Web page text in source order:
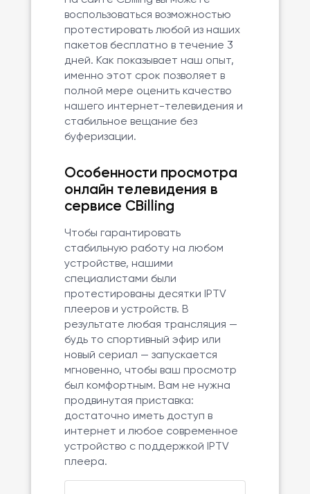
воспользоваться возможностью
протестировать любой из наших
пакетов бесплатно в течение 3
дней. Как показывает наш опыт,
именно этот срок позволяет в
полной мере оценить качество
нашего интернет-телевидения и
стабильное вещание без
буферизации.
Особенности просмотра
онлайн телевидения в
сервисе CBilling
Чтобы гарантировать
стабильную работу на любом
устройстве, нашими
специалистами были
протестированы десятки IPTV
плееров и устройств. В
результате любая трансляция —
будь то спортивный эфир или
новый сериал — запускается
мгновенно, чтобы ваш просмотр
был комфортным. Вам не нужна
продвинутая приставка:
достаточно иметь доступ в
интернет и любое современное
устройство с поддержкой IPTV
плеера.